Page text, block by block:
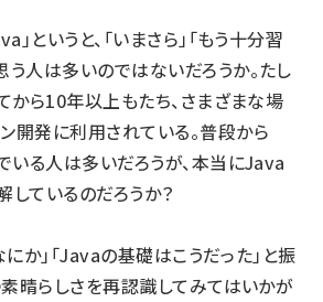
というと、「いまさら」「もう十分習
う人は多いのではないだろうか。たし
ら10年以上もたち、さまざまな場
開発に利用されている。普段から
る人は多いだろうが、本当にJava
ているのだろうか？
か」「Javaの基礎はこうだった」と振
晴らしさを再認識してみてはいかが